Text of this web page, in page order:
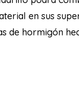
en sus
de hormigón